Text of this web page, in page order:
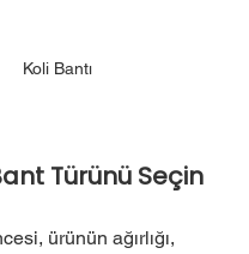
Koli Bantı
Türünü Seçin
ürünün ağırlığı,